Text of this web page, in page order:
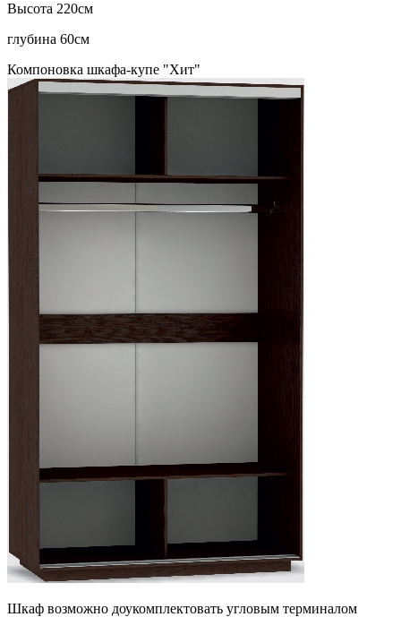
Высота 220см
глубина 60см
Компоновка шкафа-купе "Хит"
Шкаф возможно доукомплектовать угловым терминалом